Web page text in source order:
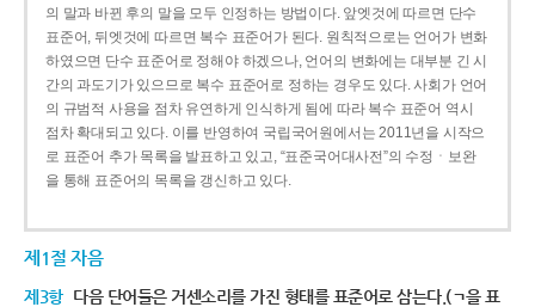
의 말과 바뀐 후의 말을 모두 인정하는 방법이다. 앞엣것에 따르면 단수
표준어, 뒤엣것에 따르면 복수 표준어가 된다. 원칙적으로는 언어가 변화
하였으면 단수 표준어로 정해야 하겠으나, 언어의 변화에는 대부분 긴 시
간의 과도기가 있으므로 복수 표준어로 정하는 경우도 있다. 사회가 언어
의 규범적 사용을 점차 유연하게 인식하게 됨에 따라 복수 표준어 역시
점차 확대되고 있다. 이를 반영하여 국립국어원에서는 2011년을 시작으
로 표준어 추가 목록을 발표하고 있고, “표준국어대사전”의 수정ㆍ보완
을 통해 표준어의 목록을 갱신하고 있다.
제1절 자음
제3항 다음 단어들은 거센소리를 가진 형태를 표준어로 삼는다.(ㄱ을 표